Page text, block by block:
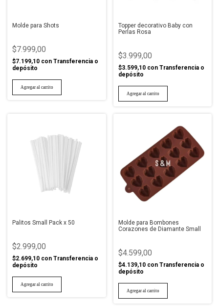
Molde para Shots
$7.999,00
$7.199,10 con Transferencia o
depósito
Topper decorativo Baby con
Perlas Rosa
$3.999,00
$3.599,10 con Transferencia o
depósito
Palitos Small Pack x 50
$2.999,00
$2.699,10 con Transferencia o
depósito
Molde para Bombones
Corazones de Diamante Small
$4.599,00
$4.139,10 con Transferencia o
depósito